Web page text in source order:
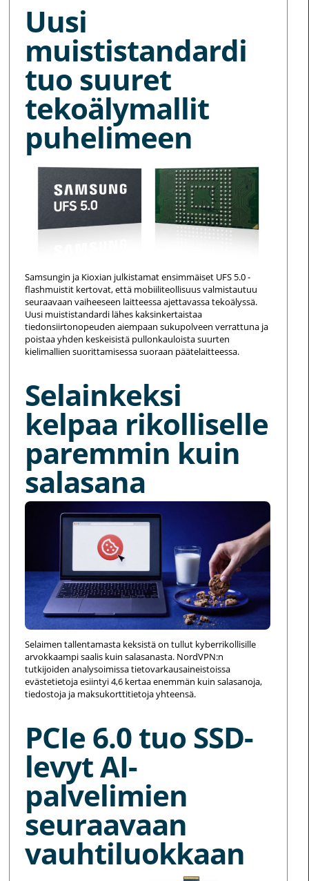
Uusi
muististandardi
tuo suuret
tekoälymallit
puhelimeen
Samsungin ja Kioxian julkistamat ensimmäiset UFS 5.0 -
flashmuistit kertovat, että mobiiliteollisuus valmistautuu
seuraavaan vaiheeseen laitteessa ajettavassa tekoälyssä.
Uusi muististandardi lähes kaksinkertaistaa
tiedonsiirtonopeuden aiempaan sukupolveen verrattuna ja
poistaa yhden keskeisistä pullonkauloista suurten
kielimallien suorittamisessa suoraan päätelaitteessa.
Selainkeksi
kelpaa rikolliselle
paremmin kuin
salasana
Selaimen tallentamasta keksistä on tullut kyberrikollisille
arvokkaampi saalis kuin salasanasta. NordVPN:n
tutkijoiden analysoimissa tietovarkausaineistoissa
evästetietoja esiintyi 4,6 kertaa enemmän kuin salasanoja,
tiedostoja ja maksukorttitietoja yhteensä.
PCIe 6.0 tuo SSD-
levyt AI-
palvelimien
seuraavaan
vauhtiluokkaan